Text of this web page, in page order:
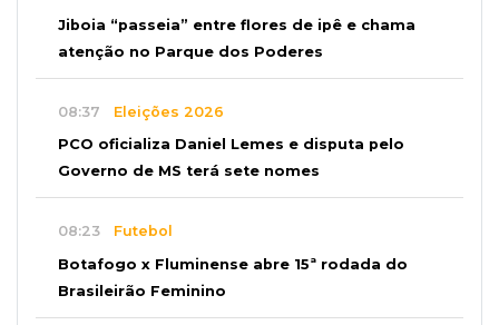
Jiboia “passeia” entre flores de ipê e chama
atenção no Parque dos Poderes
08:37 Eleições 2026
PCO oficializa Daniel Lemes e disputa pelo
Governo de MS terá sete nomes
08:23 Futebol
Botafogo x Fluminense abre 15ª rodada do
Brasileirão Feminino